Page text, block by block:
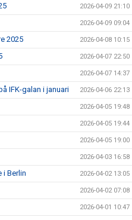
2026-04-09 21:10
2026-04-09 09:04
2025 2026-04-08 10:15
2026-04-07 22:50
2026-04-07 14:37
IFK-galan i januari 2026-04-06 22:13
2026-04-05 19:48
2026-04-05 19:44
2026-04-05 19:00
2026-04-03 16:58
i Berlin 2026-04-02 13:05
2026-04-02 07:08
2026-04-01 10:47